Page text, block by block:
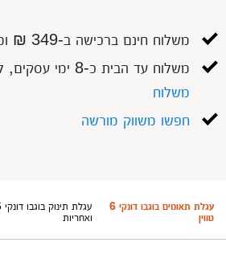
משלוח חינם ברכישה ב-349 ₪ ומעלה
משלוח עד הבית כ-8 ימי עסקים, למעט
משלוח
חפשו משווק מורשה
עגלת תאומים בוגבו דונקי 6
טווין
ואחריות